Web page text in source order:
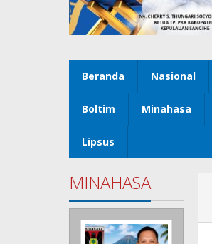
Beranda Nasional
Boltim Minahasa
Lipsus
MINAHASA